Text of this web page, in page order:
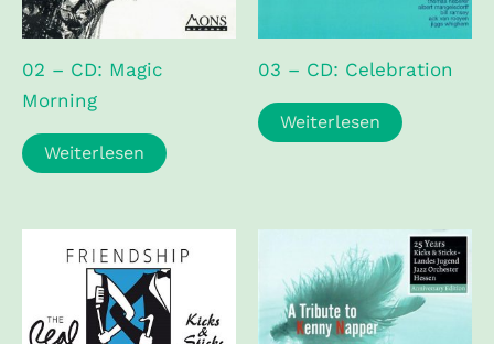
02 – CD: Magic
Morning
Weiterlesen
03 – CD: Celebration
Weiterlesen